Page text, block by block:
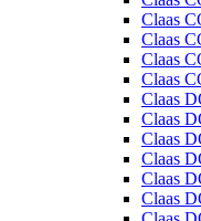
Claas
Claas
Claas
Claas
Claas
Claas
Claas
Claas
Claas
Claas